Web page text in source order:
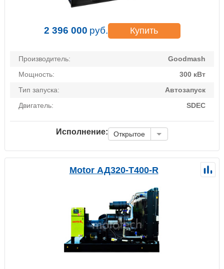
2 396 000 руб. Купить
Производитель:
Goodmash
Мощность:
300 кВт
Тип запуска:
Автозапуск
Двигатель:
SDEC
Исполнение: Открытое
Motor АД320-Т400-R